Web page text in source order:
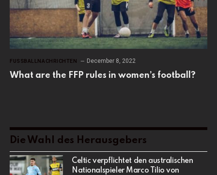
FUSSBALLNACHRICHTEN December 8, 2022
What are the FFP rules in women’s football?
Die Wahl des Herausgebers
Celtic verpflichtet den australischen
Nationalspieler Marco Tilio von